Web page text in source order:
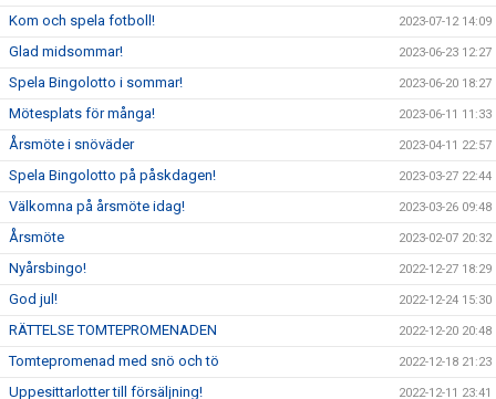
Kom och spela fotboll! 2023-07-12 14:09
Glad midsommar! 2023-06-23 12:27
Spela Bingolotto i sommar! 2023-06-20 18:27
Mötesplats för många! 2023-06-11 11:33
Årsmöte i snöväder 2023-04-11 22:57
Spela Bingolotto på påskdagen! 2023-03-27 22:44
Välkomna på årsmöte idag! 2023-03-26 09:48
Årsmöte 2023-02-07 20:32
Nyårsbingo! 2022-12-27 18:29
God jul! 2022-12-24 15:30
RÄTTELSE TOMTEPROMENADEN 2022-12-20 20:48
Tomtepromenad med snö och tö 2022-12-18 21:23
Uppesittarlotter till försäljning! 2022-12-11 23:41